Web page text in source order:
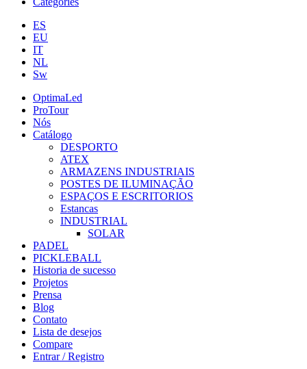
ES
EU
IT
NL
Sw
OptimaLed
ProTour
Nós
Catálogo
DESPORTO
ATEX
ARMAZENS INDUSTRIAIS
POSTES DE ILUMINAÇÃO
ESPAÇOS E ESCRITORIOS
Estancas
INDUSTRIAL
SOLAR
PADEL
PICKLEBALL
Historia de sucesso
Projetos
Prensa
Blog
Contato
Lista de desejos
Compare
Entrar / Registro